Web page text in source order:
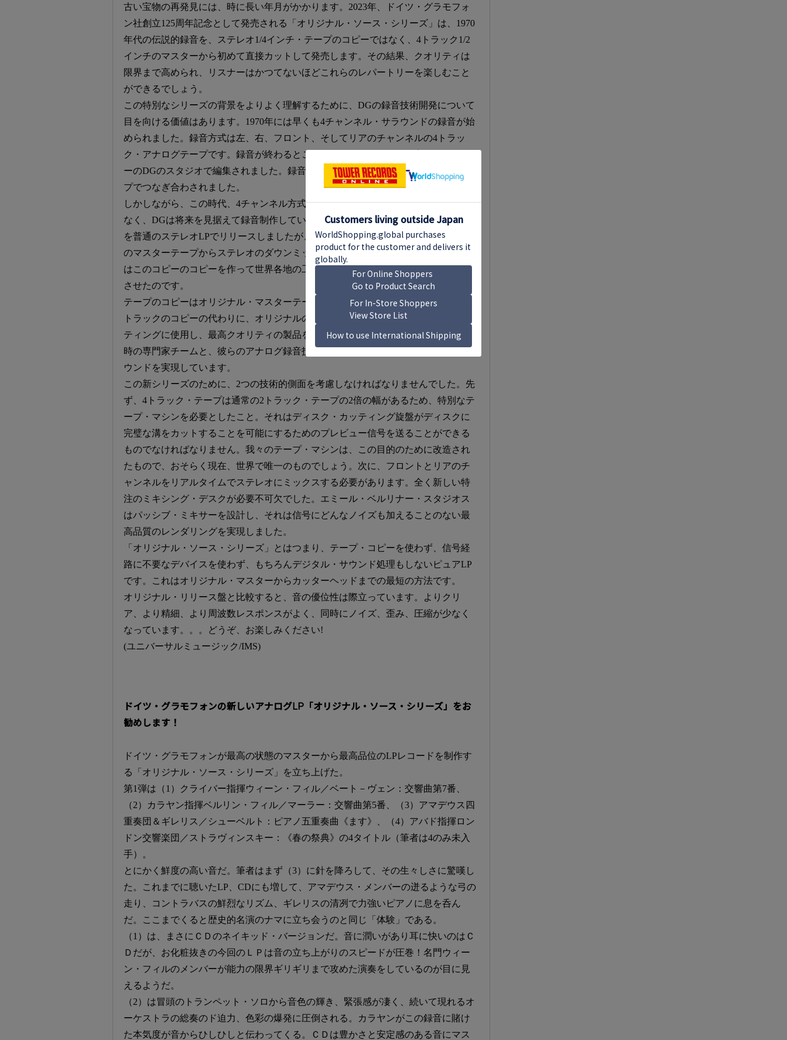
古い宝物の再発見には、時に長い年月がかかります。2023年、ドイツ・グラモフォ
ン社創立125周年記念として発売される「オリジナル・ソース・シリーズ」は、1970
年代の伝説的録音を、ステレオ1/4インチ・テープのコピーではなく、4トラック1/2
インチのマスターから初めて直接カットして発売します。その結果、クオリティは
限界まで高められ、リスナーはかつてないほどこれらのレパートリーを楽しむこと
ができるでしょう。
この特別なシリーズの背景をよりよく理解するために、DGの録音技術開発について
目を向ける価値はあります。1970年には早くも4チャンネル・サラウンドの録音が始
められました。録音方式は左、右、フロント、そしてリアのチャンネルの4トラッ
ク・アナログテープです。録音が終わるとこれらの4トラック・テープはハノーファ
ーのDGのスタジオで編集されました。録音テイクはハサミでカットされ、粘着テー
プでつなぎ合わされました。
しかしながら、この時代、4チャンネル方式の再生に対応した民生用フォーマットは
なく、DGは将来を見据えて録音制作していたのです。DGはもちろんこれらの録音
を普通のステレオLPでリリースしましたが、そのためにエンジニアたちは4トラック
のマスターテープからステレオのダウンミックスを作成する必要がありました。DG
はこのコピーのコピーを作って世界各地の工場に送り、現地プレスで世界中に流通
させたのです。
テープのコピーはオリジナル・マスターテープほど良い音は出せません。そこで、2
トラックのコピーの代わりに、オリジナルの4トラック・マスターをラッカー盤カッ
ティングに使用し、最高クオリティの製品を生産するアイデアが生まれました。当
時の専門家チームと、彼らのアナログ録音技術のおかげで、センセーショナルなサ
ウンドを実現しています。
この新シリーズのために、2つの技術的側面を考慮しなければなりませんでした。先
ず、4トラック・テープは通常の2トラック・テープの2倍の幅があるため、特別なテ
ープ・マシンを必要としたこと。それはディスク・カッティング旋盤がディスクに
完璧な溝をカットすることを可能にするためのプレビュー信号を送ることができる
ものでなければなりません。我々のテープ・マシンは、この目的のために改造され
たもので、おそらく現在、世界で唯一のものでしょう。次に、フロントとリアのチ
ャンネルをリアルタイムでステレオにミックスする必要があります。全く新しい特
注のミキシング・デスクが必要不可欠でした。エミール・ベルリナー・スタジオス
はパッシブ・ミキサーを設計し、それは信号にどんなノイズも加えることのない最
高品質のレンダリングを実現しました。
「オリジナル・ソース・シリーズ」とはつまり、テープ・コピーを使わず、信号経
路に不要なデバイスを使わず、もちろんデジタル・サウンド処理もしないピュアLP
です。これはオリジナル・マスターからカッターヘッドまでの最短の方法です。
オリジナル・リリース盤と比較すると、音の優位性は際立っています。よりクリ
ア、より精細、より周波数レスポンスがよく、同時にノイズ、歪み、圧縮が少なく
なっています。。。どうぞ、お楽しみください!
(ユニバーサルミュージック/IMS)
ドイツ・グラモフォンの新しいアナログLP「オリジナル・ソース・シリーズ」をお
勧めします！
ドイツ・グラモフォンが最高の状態のマスターから最高品位のLPレコードを制作す
る「オリジナル・ソース・シリーズ」を立ち上げた。
第1弾は（1）クライバー指揮ウィーン・フィル／ベート－ヴェン：交響曲第7番、
（2）カラヤン指揮ベルリン・フィル／マーラー：交響曲第5番、（3）アマデウス四
重奏団＆ギレリス／シューベルト：ピアノ五重奏曲《ます》、（4）アバド指揮ロン
ドン交響楽団／ストラヴィンスキー：《春の祭典》の4タイトル（筆者は4のみ未入
手）。
とにかく鮮度の高い音だ。筆者はまず（3）に針を降ろして、その生々しさに驚嘆し
た。これまでに聴いたLP、CDにも増して、アマデウス・メンバーの迸るような弓の
走り、コントラバスの鮮烈なリズム、ギレリスの清冽で力強いピアノに息を呑ん
だ。ここまでくると歴史的名演のナマに立ち会うのと同じ「体験」である。
（1）は、まさにＣＤのネイキッド・バージョンだ。音に潤いがあり耳に快いのはＣ
Ｄだが、お化粧抜きの今回のＬＰは音の立ち上がりのスピードが圧巻！名門ウィー
ン・フィルのメンバーが能力の限界ギリギリまで攻めた演奏をしているのが目に見
えるようだ。
（2）は冒頭のトランペット・ソロから音色の輝き、緊張感が凄く、続いて現れるオ
ーケストラの総奏のド迫力、色彩の爆発に圧倒される。カラヤンがこの録音に賭け
た本気度が音からひしひしと伝わってくる。ＣＤは豊かさと安定感のある音にマス